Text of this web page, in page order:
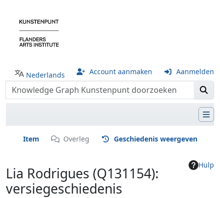
Nederlands Account aanmaken Aanmelden
Item Overleg Geschiedenis weergeven
Hulp
Lia Rodrigues (Q131154):
versiegeschiedenis